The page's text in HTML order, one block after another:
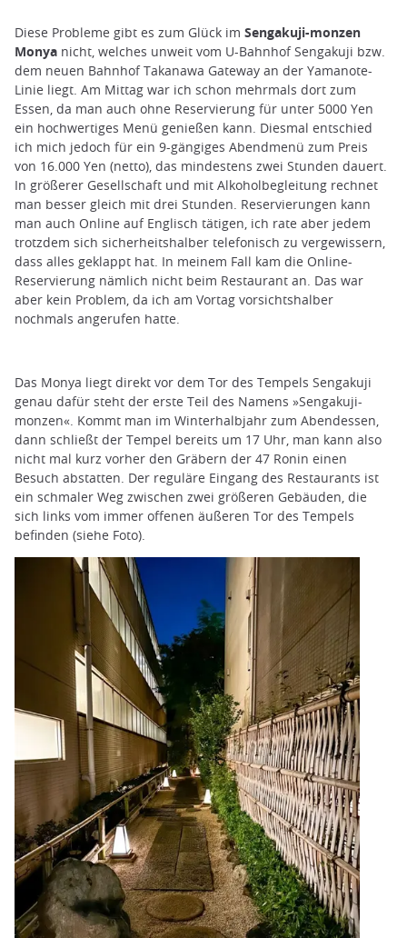
Diese Probleme gibt es zum Glück im Sengakuji-monzen
Monya nicht, welches unweit vom U-Bahnhof Sengakuji bzw.
dem neuen Bahnhof Takanawa Gateway an der Yamanote-
Linie liegt. Am Mittag war ich schon mehrmals dort zum
Essen, da man auch ohne Reservierung für unter 5000 Yen
ein hochwertiges Menü genießen kann. Diesmal entschied
ich mich jedoch für ein 9-gängiges Abendmenü zum Preis
von 16.000 Yen (netto), das mindestens zwei Stunden dauert.
In größerer Gesellschaft und mit Alkoholbegleitung rechnet
man besser gleich mit drei Stunden. Reservierungen kann
man auch Online auf Englisch tätigen, ich rate aber jedem
trotzdem sich sicherheitshalber telefonisch zu vergewissern,
dass alles geklappt hat. In meinem Fall kam die Online-
Reservierung nämlich nicht beim Restaurant an. Das war
aber kein Problem, da ich am Vortag vorsichtshalber
nochmals angerufen hatte.
Das Monya liegt direkt vor dem Tor des Tempels Sengakuji
genau dafür steht der erste Teil des Namens »Sengakuji-
monzen«. Kommt man im Winterhalbjahr zum Abendessen,
dann schließt der Tempel bereits um 17 Uhr, man kann also
nicht mal kurz vorher den Gräbern der 47 Ronin einen
Besuch abstatten. Der reguläre Eingang des Restaurants ist
ein schmaler Weg zwischen zwei größeren Gebäuden, die
sich links vom immer offenen äußeren Tor des Tempels
befinden (siehe Foto).